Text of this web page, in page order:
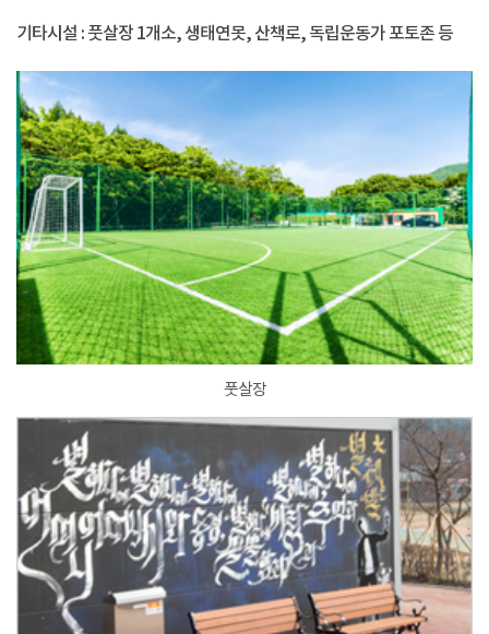
기타시설 : 풋살장 1개소, 생태연못, 산책로, 독립운동가 포토존 등
풋살장